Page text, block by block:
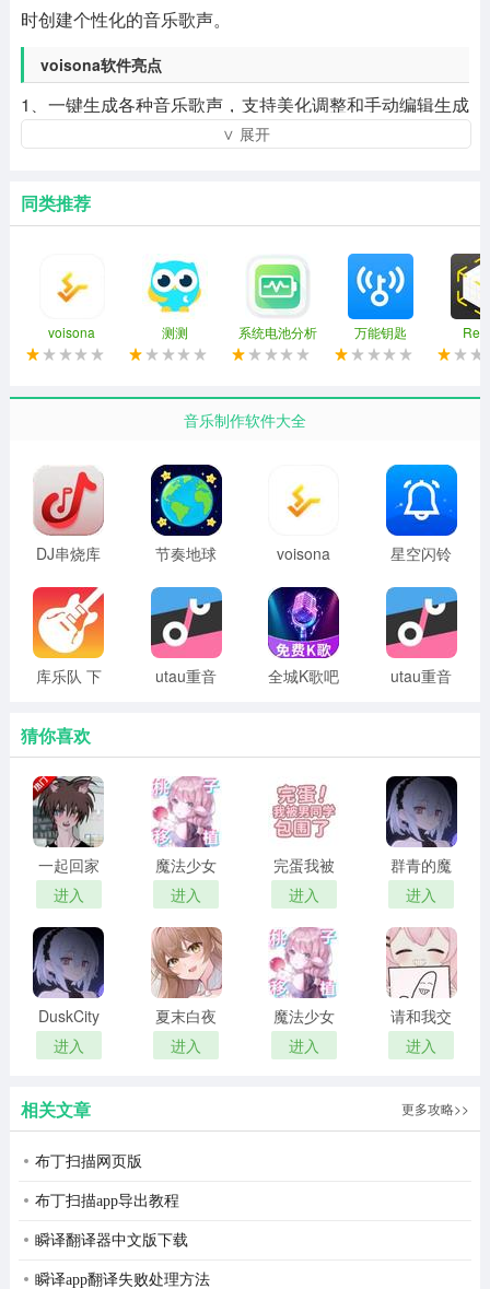
时创建个性化的音乐歌声。
voisona软件亮点
1、一键生成各种音乐歌声，支持美化调整和手动编辑生成
快速渲染和导出作品。
3、支持多种风格编排模板切换，数百种声音组合和数千种
乐器演奏风格供您匹配。
4、灵活的乐谱编辑功能，支持音符级输入和编辑，快速的
工作循环体验。
建、编辑和混合多个音频或MIDI曲目。
2、该软件内置了丰富的声音库和内置插件，用户可以根据
自己的需要选择并将其应用于音乐创作。
3、该软件配备了专业混音器和母带处理器，支持多种音效
插件，可以轻松实现各种混音效果和母带。
4、软件可以将完成的作品导出为各种格式的音频文件，方
voisona软件亮点
1、独特的双模式使音乐制作直观有趣。可以创建简洁有节
奏的音乐片段，轻松构建一首完整的音乐作品。
2、该软件附带133种高品质乐器和大量扩展插件，包括虚
拟乐器、效果等，以满足用户在不同音乐风格中的创作需
求。
3、提供专业级的音乐混音和控制功能，包括效果链、音频
传输和侧链控制等高级功能。
4、软件界面简单实用，操作直观易懂，即使是初学者也能
轻松快速上手。
3、点击录制界面上的“停止”按钮，完成录制。
∨ 展开
同类推荐
voisona 测测 系统电池分析 万能钥匙
音乐制作软件大全
DJ串烧库
节奏地球 voisona
星空闪铃
库乐队 下
版
utau重音
全城K歌吧
utau重音
猜你喜欢
一起回家
吧 汉化版
进入
魔法少女
露娜的灾
难 官方正
版
进入
完蛋我被
男同学包
围了 完整
版
进入
群青的魔
女 2026最
新版
进入
DuskCity
汉化版
进入
夏末白夜
进入
魔法少女
露娜的灾
难 安卓移
进入
请和我交
往吧孙笑
川前辈
版
进入
相关文章 更多攻略>>
布丁扫描网页版
布丁扫描app导出教程
瞬译翻译器中文版下载
瞬译app翻译失败处理方法